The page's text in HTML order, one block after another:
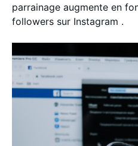
parrainage augmente en
followers sur Instagram .